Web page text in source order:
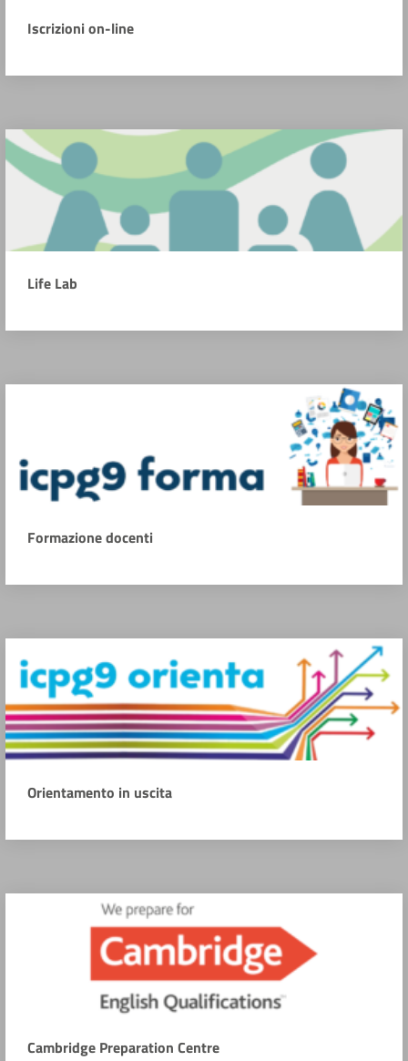
Iscrizioni on-line
Life Lab
Formazione docenti
Orientamento in uscita
Cambridge Preparation Centre